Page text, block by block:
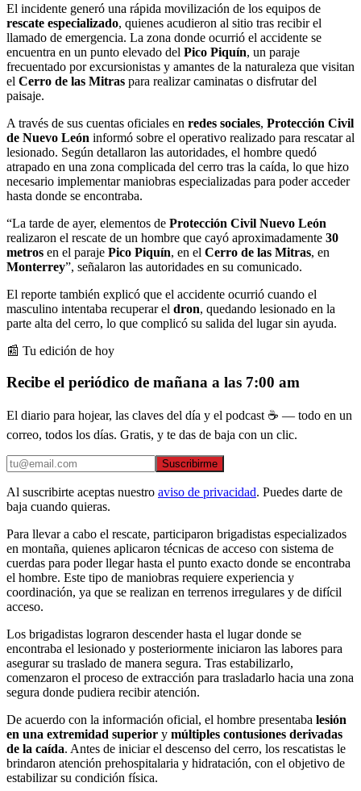
El incidente generó una rápida movilización de los equipos de
rescate especializado, quienes acudieron al sitio tras recibir el
llamado de emergencia. La zona donde ocurrió el accidente se
encuentra en un punto elevado del Pico Piquín, un paraje
frecuentado por excursionistas y amantes de la naturaleza que visitan
el Cerro de las Mitras para realizar caminatas o disfrutar del
paisaje.
A través de sus cuentas oficiales en redes sociales, Protección Civil
de Nuevo León informó sobre el operativo realizado para rescatar al
lesionado. Según detallaron las autoridades, el hombre quedó
atrapado en una zona complicada del cerro tras la caída, lo que hizo
necesario implementar maniobras especializadas para poder acceder
hasta donde se encontraba.
“La tarde de ayer, elementos de Protección Civil Nuevo León
realizaron el rescate de un hombre que cayó aproximadamente 30
metros en el paraje Pico Piquín, en el Cerro de las Mitras, en
Monterrey”, señalaron las autoridades en su comunicado.
El reporte también explicó que el accidente ocurrió cuando el
masculino intentaba recuperar el dron, quedando lesionado en la
parte alta del cerro, lo que complicó su salida del lugar sin ayuda.
📰 Tu edición de hoy
Recibe el periódico de mañana a las 7:00 am
El diario para hojear, las claves del día y el podcast ☕ — todo en un
correo, todos los días. Gratis, y te das de baja con un clic.
Suscribirme
Al suscribirte aceptas nuestro aviso de privacidad. Puedes darte de
baja cuando quieras.
Para llevar a cabo el rescate, participaron brigadistas especializados
en montaña, quienes aplicaron técnicas de acceso con sistema de
cuerdas para poder llegar hasta el punto exacto donde se encontraba
el hombre. Este tipo de maniobras requiere experiencia y
coordinación, ya que se realizan en terrenos irregulares y de difícil
acceso.
Los brigadistas lograron descender hasta el lugar donde se
encontraba el lesionado y posteriormente iniciaron las labores para
asegurar su traslado de manera segura. Tras estabilizarlo,
comenzaron el proceso de extracción para trasladarlo hacia una zona
segura donde pudiera recibir atención.
De acuerdo con la información oficial, el hombre presentaba lesión
en una extremidad superior y múltiples contusiones derivadas
de la caída. Antes de iniciar el descenso del cerro, los rescatistas le
brindaron atención prehospitalaria y hidratación, con el objetivo de
estabilizar su condición física.